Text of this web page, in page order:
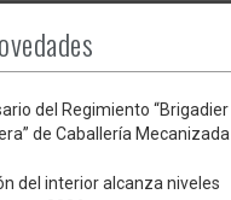
del Regimiento “Brigadier
de Caballería Mecanizada
del interior alcanza niveles